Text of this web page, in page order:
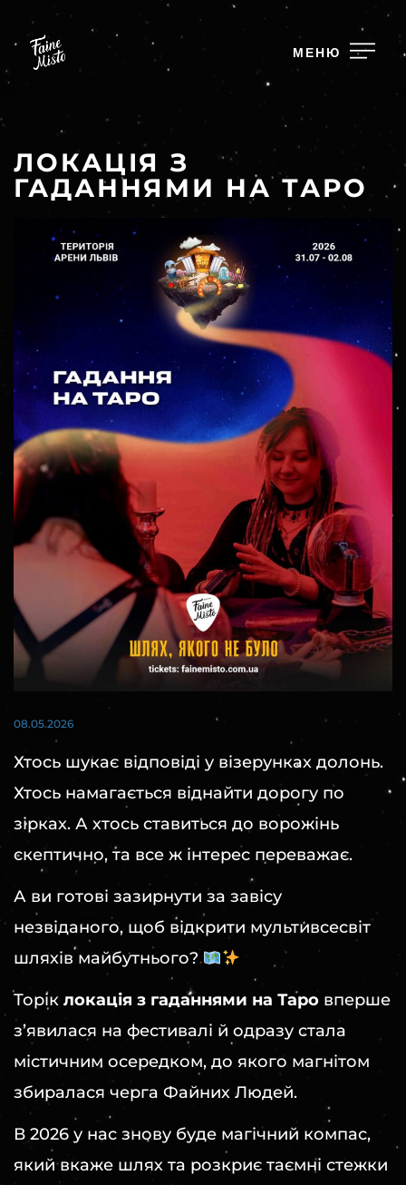
МЕНЮ
ЛОКАЦІЯ З
ГАДАННЯМИ НА ТАРО
08.05.2026
Хтось шукає відповіді у візерунках долонь.
Хтось намагається віднайти дорогу по
зірках. А хтось ставиться до ворожінь
скептично, та все ж інтерес переважає.
А ви готові зазирнути за завісу
незвіданого, щоб відкрити мультивсесвіт
шляхів майбутнього?
Торік локація з гаданнями на Таро вперше
з’явилася на фестивалі й одразу стала
містичним осередком, до якого магнітом
збиралася черга Файних Людей.
В 2026 у нас знову буде магічний компас,
який вкаже шлях та розкриє таємні стежки